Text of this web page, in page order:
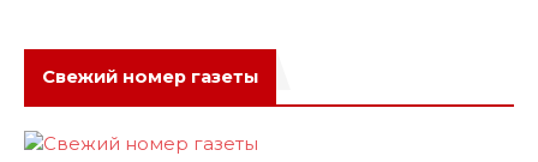
Свежий номер газеты